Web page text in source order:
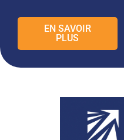
EN SAVOIR
PLUS